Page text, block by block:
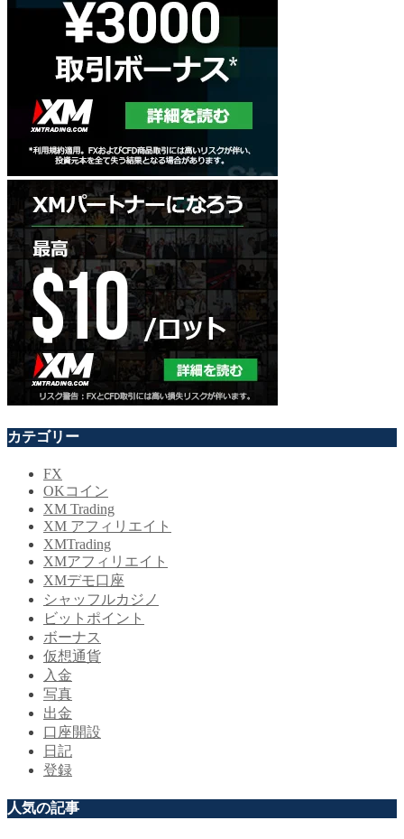
カテゴリー
FX
OKコイン
XM Trading
XM アフィリエイト
XMTrading
XMアフィリエイト
XMデモ口座
シャッフルカジノ
ビットポイント
ボーナス
仮想通貨
入金
写真
出金
口座開設
日記
登録
人気の記事